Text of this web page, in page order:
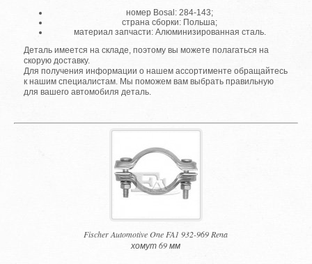
номер Bosal: 284-143;
страна сборки: Польша;
материал запчасти: Алюминизированная сталь.
Деталь имеется на складе, поэтому вы можете полагаться на
скорую доставку.
Для получения информации о нашем ассортименте обращайтесь
к нашим специалистам. Мы поможем вам выбрать правильную
для вашего автомобиля деталь.
Fischer Automotive One FA1 932-969 Rena
хомут 69 мм